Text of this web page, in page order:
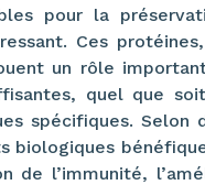
pour la
Ces
un rôle
quel que
spécifiques.
biologiques
de l’immunité,